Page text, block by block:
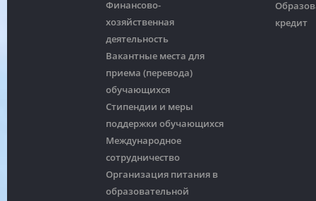
Финансово-
хозяйственная
деятельность
Вакантные места для
приема (перевода)
обучающихся
Стипендии и меры
поддержки обучающихся
Международное
сотрудничество
Организация питания в
образовательной
кредит